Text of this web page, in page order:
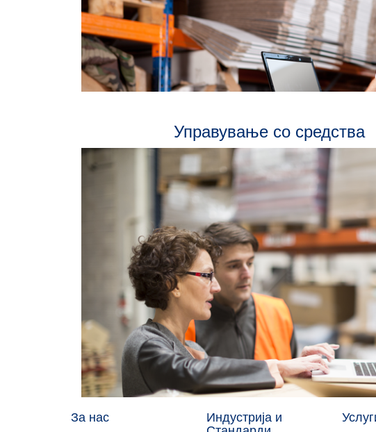
Управување со средства
За нас
Индустрија и